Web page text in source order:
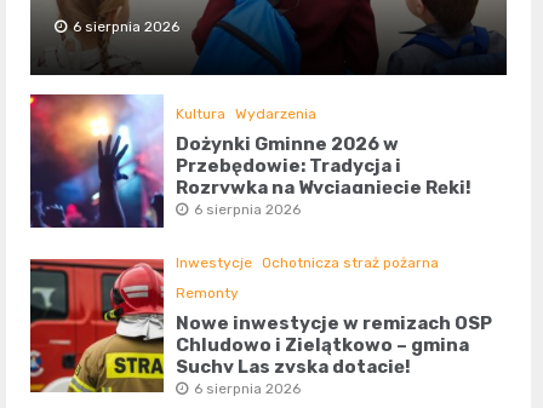
6 sierpnia 2026
Kultura Wydarzenia
Dożynki Gminne 2026 w
Przebędowie: Tradycja i
Rozrywka na Wyciągnięcie Ręki!
6 sierpnia 2026
Inwestycje Ochotnicza straż pożarna
Remonty
Nowe inwestycje w remizach OSP
Chludowo i Zielątkowo – gmina
Suchy Las zyska dotację!
6 sierpnia 2026